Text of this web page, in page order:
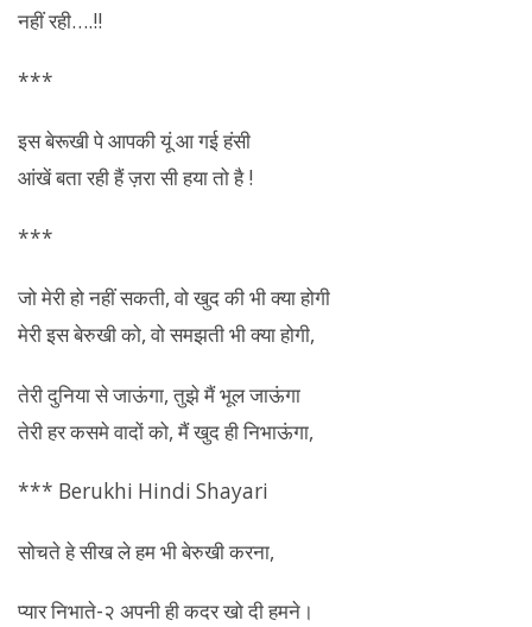
नहीं रही….!!
***
इस बेरूखी पे आपकी यूं आ गई हंसी
आंखें बता रही हैं ज़रा सी हया तो है !
***
जो मेरी हो नहीं सकती, वो खुद की भी क्या होगी
मेरी इसबेरुखीको, वो समझती भी क्या होगी,
तेरी दुनिया से जाऊंगा, तुझे मैं भूल जाऊंगा
तेरी हर कसमे वादों को, मैं खुद ही निभाऊंगा,
*** Berukhi Hindi Shayari
सोचते हे सीख ले हम भीबेरुखीकरना,
प्यार निभाते-२ अपनी ही कदर खो दी हमने।